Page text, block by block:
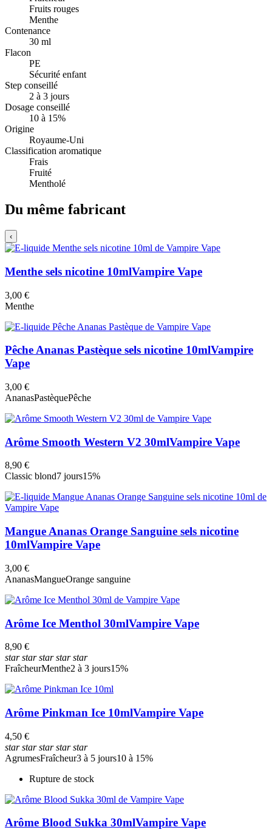
Fruits rouges
Menthe
Contenance
30 ml
Flacon
PE
Sécurité enfant
Step conseillé
2 à 3 jours
Dosage conseillé
10 à 15%
Origine
Royaume-Uni
Classification aromatique
Frais
Fruité
Mentholé
Du même fabricant
‹
Menthe sels nicotine 10mlVampire Vape
3,00 €
Menthe
Pêche Ananas Pastèque sels nicotine 10mlVampire
Vape
3,00 €
AnanasPastèquePêche
Arôme Smooth Western V2 30mlVampire Vape
8,90 €
Classic blond7 jours15%
Mangue Ananas Orange Sanguine sels nicotine
10mlVampire Vape
3,00 €
AnanasMangueOrange sanguine
Arôme Ice Menthol 30mlVampire Vape
8,90 €
starstarstarstarstar
FraîcheurMenthe2 à 3 jours15%
Arôme Pinkman Ice 10mlVampire Vape
4,50 €
starstarstarstarstar
AgrumesFraîcheur3 à 5 jours10 à 15%
Rupture de stock
Arôme Blood Sukka 30mlVampire Vape